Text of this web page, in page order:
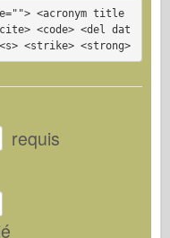
<acronym title
<code> <del dat
<strike> <strong>
requis